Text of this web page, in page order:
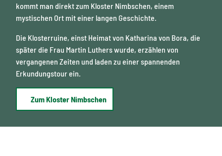
kommt man direkt zum Kloster Nimbschen, einem
mystischen Ort mit einer langen Geschichte.
Die Klosterruine, einst Heimat von Katharina von Bora, die
später die Frau Martin Luthers wurde, erzählen von
vergangenen Zeiten und laden zu einer spannenden
Erkundungstour ein.
Zum Kloster Nimbschen